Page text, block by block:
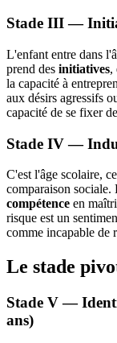
Stade III —
L'enfant entre dans
prend des initiatives,
la capacité à
aux désirs agressifs
capacité de se fixer
Stade IV —
C'est l'âge scolaire,
comparaison sociale.
compétence en
risque est un
comme incapable de
Le stade
Stade V —
ans)